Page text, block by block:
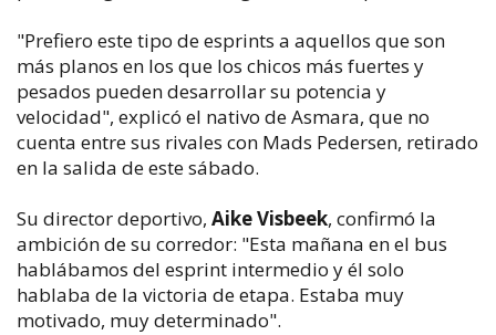
"Prefiero este tipo de esprints a aquellos que son
más planos en los que los chicos más fuertes y
pesados pueden desarrollar su potencia y
velocidad", explicó el nativo de Asmara, que no
cuenta entre sus rivales con Mads Pedersen, retirado
en la salida de este sábado.
Su director deportivo, Aike Visbeek, confirmó la
ambición de su corredor: "Esta mañana en el bus
hablábamos del esprint intermedio y él solo
hablaba de la victoria de etapa. Estaba muy
motivado, muy determinado".